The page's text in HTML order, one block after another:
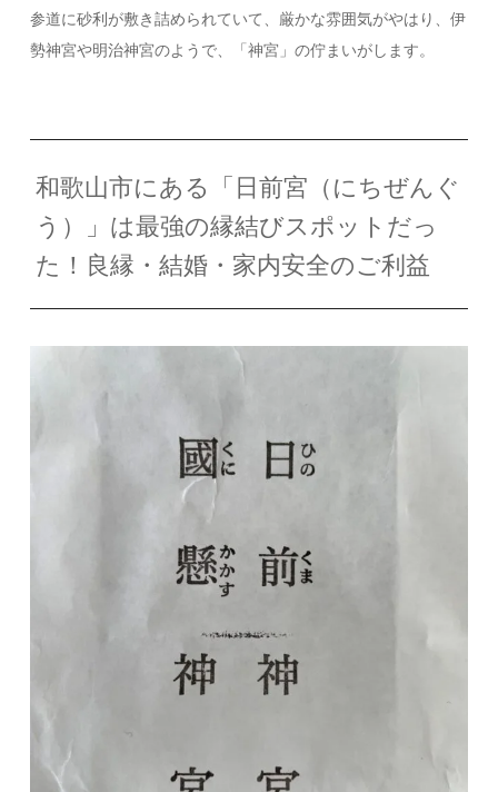
参道に砂利が敷き詰められていて、厳かな雰囲気がやはり、伊
勢神宮や明治神宮のようで、「神宮」の佇まいがします。
和歌山市にある「日前宮（にちぜんぐ
う）」は最強の縁結びスポットだっ
た！良縁・結婚・家内安全のご利益